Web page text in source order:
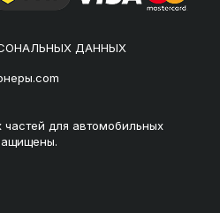
ДАННЫХ
для автомобильных